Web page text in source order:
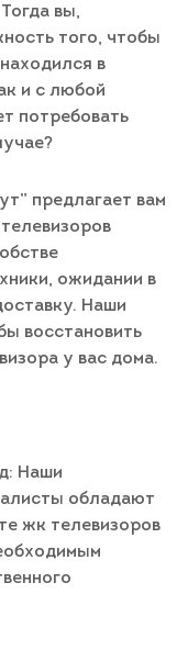
вы,
того, чтобы
в
и с любой
потребовать
предлагает вам
ожидании в
Наши
восстановить
у вас дома.
Наши
обладают
жк телевизоров